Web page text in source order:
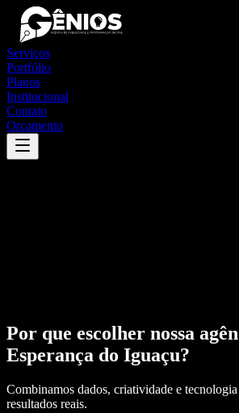
Serviços
Portfólio
Planos
Institucional
Contato
Orçamento
Por que escolher nossa
Esperança do Iguaçu?
Combinamos dados, criatividade e
resultados reais.